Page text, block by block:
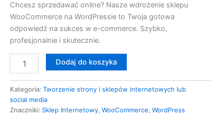
Chcesz sprzedawać online? Nasze wdrożenie sklepu
WooCommerce na WordPressie to Twoja gotowa
odpowiedź na sukces w e-commerce. Szybko,
profesjonalnie i skutecznie.
Dodaj do koszyka
Kategoria: Tworzenie strony i sklepów internetowych lub
social media
Znaczniki: Sklep Internetowy, WooCommerce, WordPress